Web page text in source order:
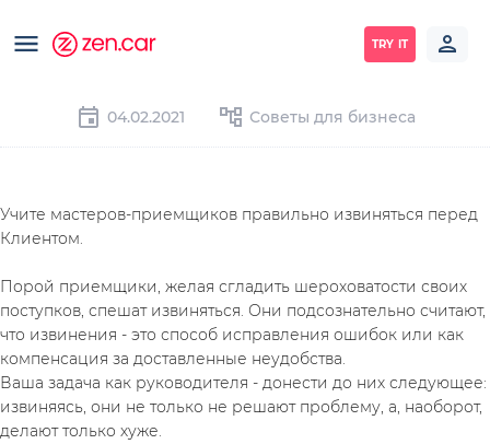
TRY IT
04.02.2021 Советы для бизнеса
Учите мастеров-приемщиков правильно извиняться перед
Клиентом.
Порой приемщики, желая сгладить шероховатости своих
поступков, спешат извиняться. Они подсознательно считают,
что извинения - это способ исправления ошибок или как
компенсация за доставленные неудобства.
Ваша задача как руководителя - донести до них следующее:
извиняясь, они не только не решают проблему, а, наоборот,
делают только хуже.